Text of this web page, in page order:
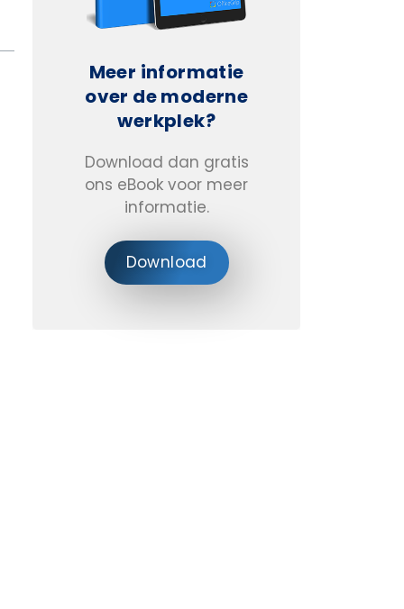
Meer informatie
over de moderne
werkplek?
Download dan gratis
ons eBook voor meer
informatie.
Download